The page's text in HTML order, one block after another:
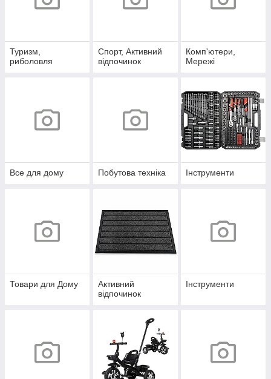
Туризм,
риболовля
Спорт, Активний
відпочинок
Комп'ютери,
Мережі
Все для дому Побутова техніка Інструменти
Товари для Дому
Активний
відпочинок
Інструменти